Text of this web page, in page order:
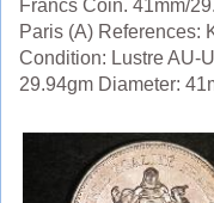
Francs Coin. 41mm/
Paris (A) References:
Condition: Lustre AU-
29.94gm Diameter: